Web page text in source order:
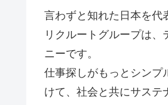
言わずと知れた日本を代
リクルートグループは
ニーです。
仕事探しがもっとシンプ
けて、社会と共にサステ